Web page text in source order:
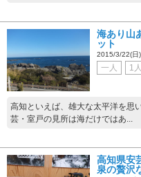
海あり山
ット
2015/3/22(日)
一人 1人
高知といえば、雄大な太平洋を思
芸・室戸の見所は海だけではあ...
高知県安
泉の贅沢